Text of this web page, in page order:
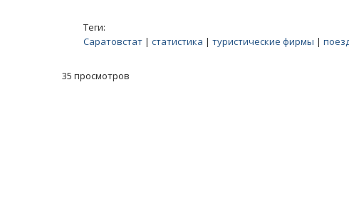
Теги:
Саратовстат | статистика | туристические фирмы |
35 просмотров